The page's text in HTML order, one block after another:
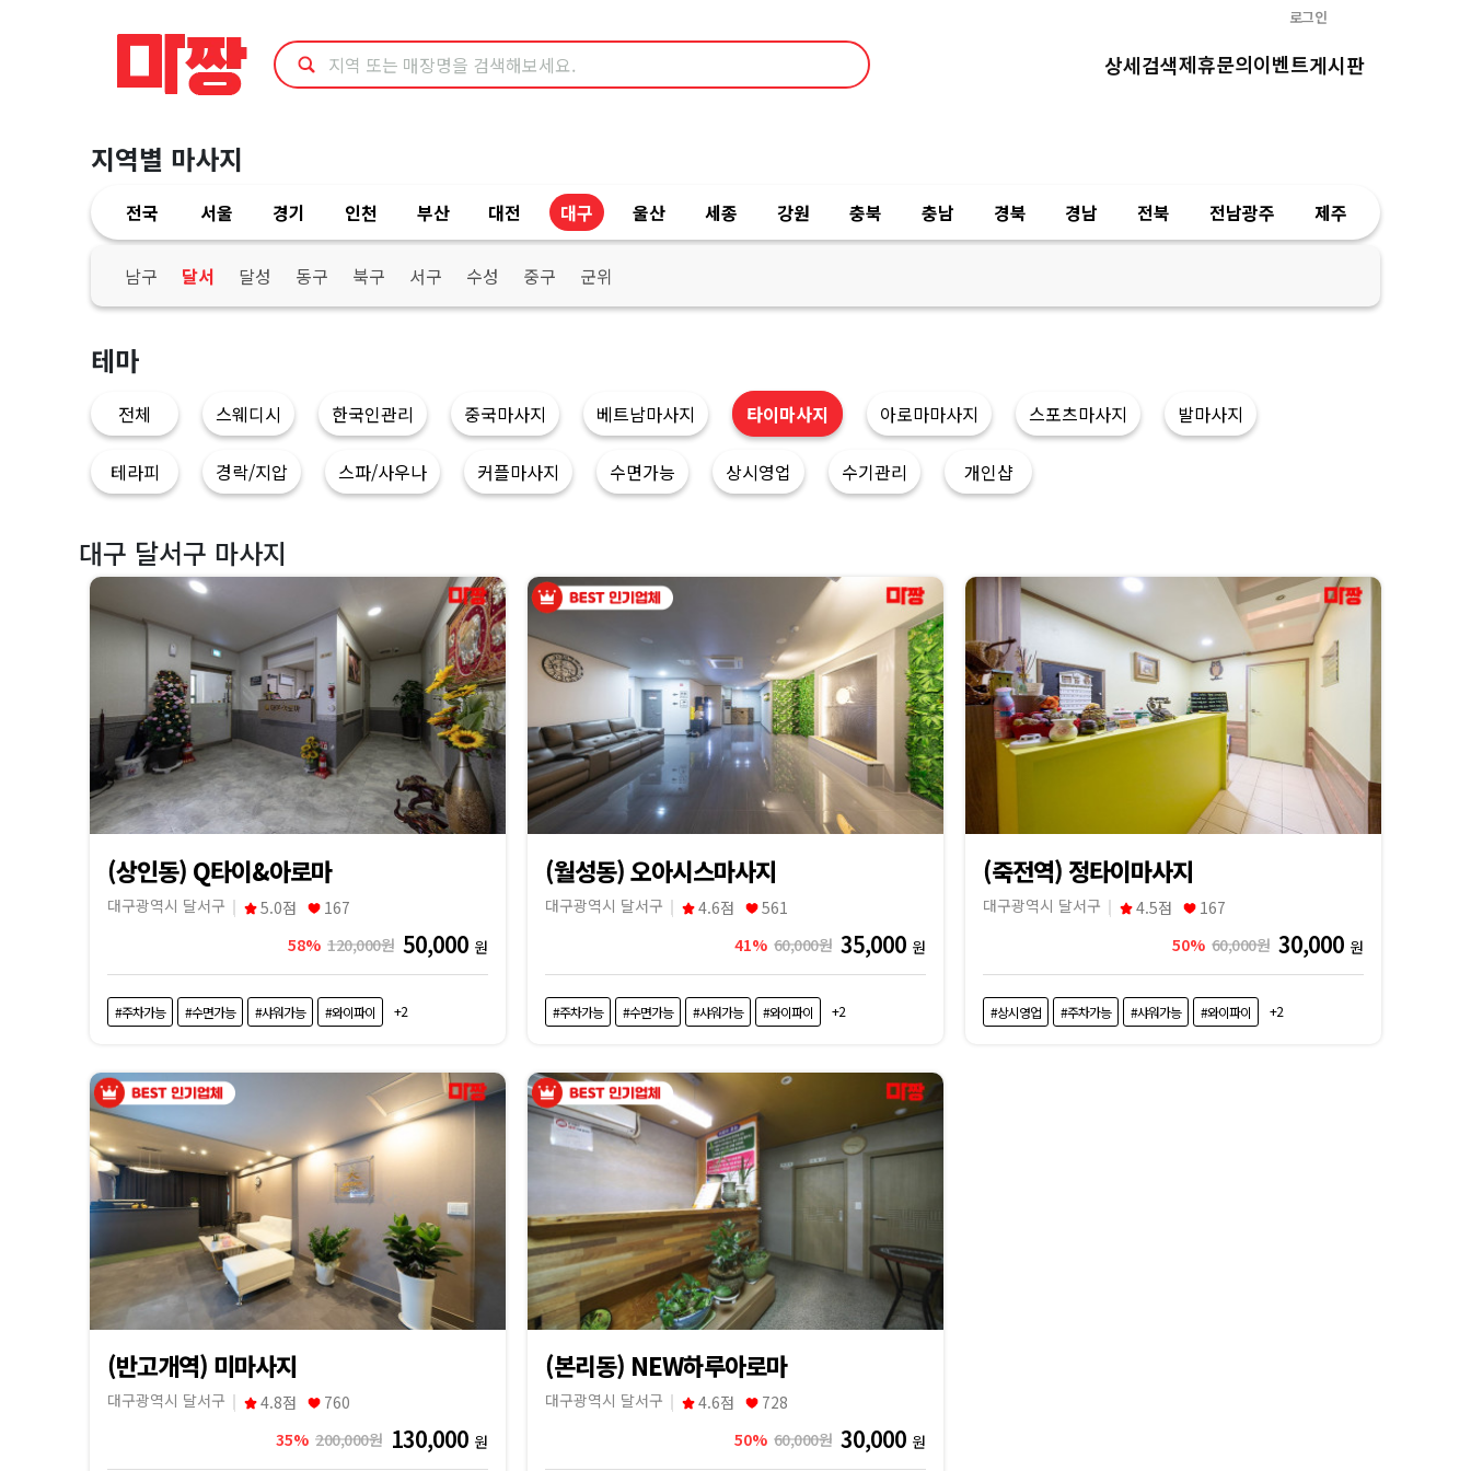
로그인
상세검색제휴문의이벤트게시판
지역별 마사지
전국 서울 경기 인천 부산 대전 대구 울산 세종 강원 충북 충남 경북 경남 전북 전남광주 제주
남구 달서 달성 동구 북구 서구 수성 중구 군위
테마
전체 스웨디시 한국인관리 중국마사지 베트남마사지 타이마사지 아로마마사지 스포츠마사지 발마사지
테라피 경락/지압 스파/사우나 커플마사지 수면가능 상시영업 수기관리 개인샵
대구 달서구 마사지
(상인동) Q타이&아로마
대구광역시 달서구 5.0점
167
58% 120,000원 50,000 원
#주차가능 #수면가능 #샤워가능 #와이파이 +2
(월성동) 오아시스마사지
대구광역시 달서구 4.6점
561
41% 60,000원 35,000 원
#주차가능 #수면가능 #샤워가능 #와이파이 +2
(죽전역) 정타이마사지
대구광역시 달서구 4.5점
167
50% 60,000원 30,000 원
#상시영업 #주차가능 #샤워가능 #와이파이 +2
(반고개역) 미마사지
대구광역시 달서구 4.8점
760
35% 200,000원 130,000 원
(본리동) NEW하루아로마
대구광역시 달서구 4.6점
728
50% 60,000원 30,000 원